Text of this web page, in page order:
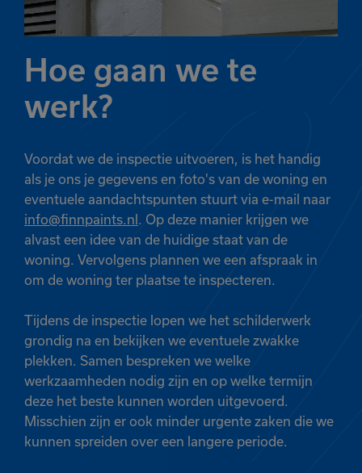
Hoe gaan we te
werk?
Voordat we de inspectie uitvoeren, is het handig
als je ons je gegevens en foto's van de woning en
eventuele aandachtspunten stuurt via e-mail naar
info@finnpaints.nl . Op deze manier krijgen we
alvast een idee van de huidige staat van de
woning. Vervolgens plannen we een afspraak in
om de woning ter plaatse te inspecteren.
Tijdens de inspectie lopen we het schilderwerk
grondig na en bekijken we eventuele zwakke
plekken. Samen bespreken we welke
werkzaamheden nodig zijn en op welke termijn
deze het beste kunnen worden uitgevoerd.
Misschien zijn er ook minder urgente zaken die we
kunnen spreiden over een langere periode.